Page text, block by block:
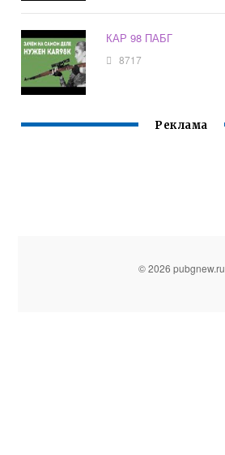
КАР 98 ПАБГ
8717
Реклама
© 2026 pubgnew.ru